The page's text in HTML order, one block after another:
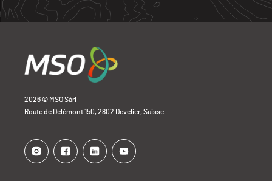
2026 © MSO Sàrl
Route de Delémont 150, 2802 Develier, Suisse